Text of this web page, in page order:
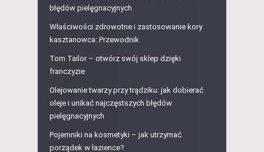
błędów pielęgnacyjnych
Właściwości zdrowotne i zastosowanie kory
kasztanowca: Przewodnik
Tom Tailor – otwórz swój sklep dzięki
franczyzie
Olejowanie twarzy przy trądziku: jak dobierać
oleje i unikać najczęstszych błędów
pielęgnacyjnych
Pojemniki na kosmetyki – jak utrzymać
porządek w łazience?